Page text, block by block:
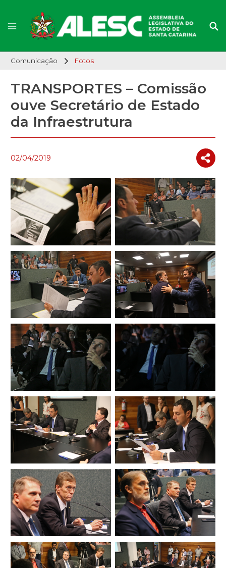
Comunicação Fotos
TRANSPORTES – Comissão
ouve Secretário de Estado
da Infraestrutura
02/04/2019